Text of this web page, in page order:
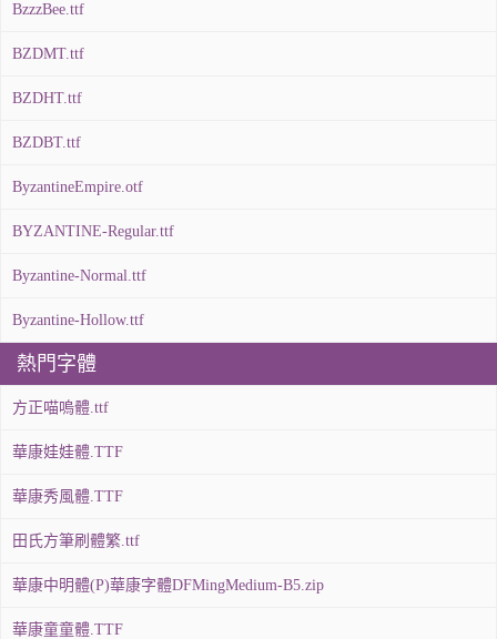
BzzzBee.ttf
BZDMT.ttf
BZDHT.ttf
BZDBT.ttf
ByzantineEmpire.otf
BYZANTINE-Regular.ttf
Byzantine-Normal.ttf
Byzantine-Hollow.ttf
熱門字體
方正喵嗚體.ttf
華康娃娃體.TTF
華康秀風體.TTF
田氏方筆刷體繁.ttf
華康中明體(P)華康字體DFMingMedium-B5.zip
華康童童體.TTF